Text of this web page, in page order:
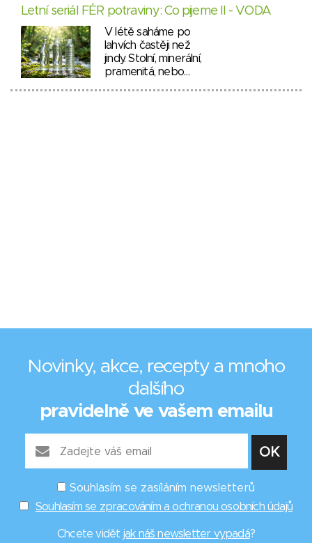
Letní seriál FÉR potraviny: Co pijeme II - VODA
V létě saháme po
lahvích častěji než
jindy. Stolní, minerální,
pramenitá, nebo…
Novinky, akce, recepty a mnoho
dalšího
pravidelně ve vašem emailu
Souhlasím se zasíláním newsletterů
Souhlasím se zpracováním a ochranou osobních údajů
Chcete vidět jak náš newsletter vypadá?